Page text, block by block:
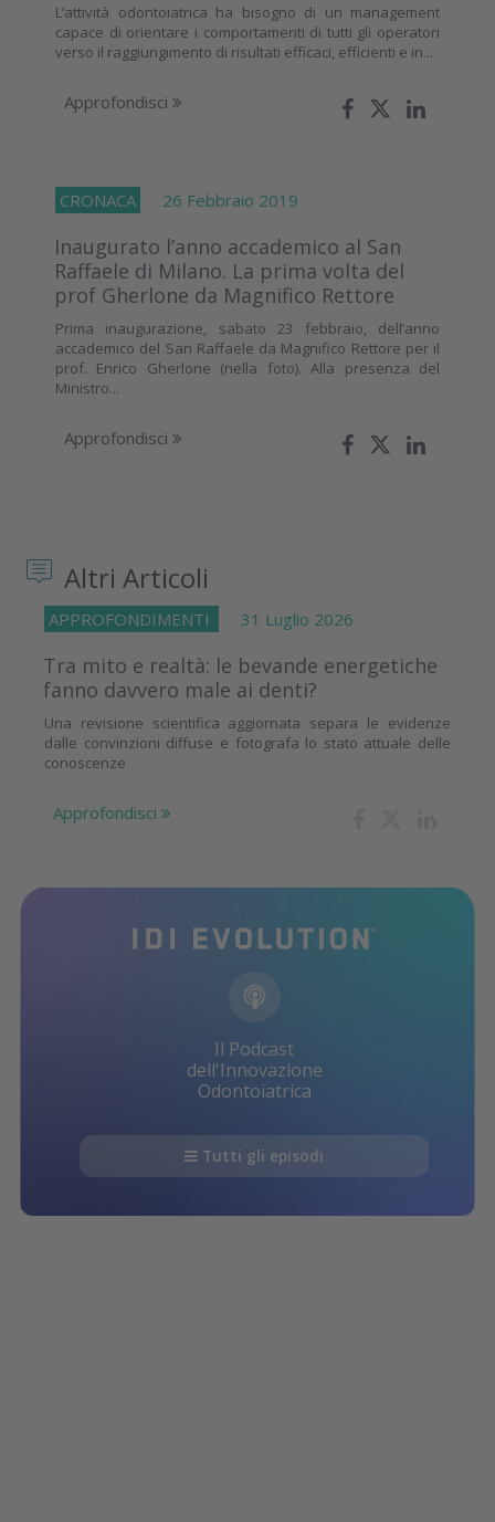
L’attività odontoiatrica ha bisogno di un management
capace di orientare i comportamenti di tutti gli operatori
verso il raggiungimento di risultati efficaci, efficienti e in...
Approfondisci
CRONACA 26 Febbraio 2019
Inaugurato l’anno accademico al San
Raffaele di Milano. La prima volta del
prof Gherlone da Magnifico Rettore
Prima inaugurazione, sabato 23 febbraio, dell’anno
accademico del San Raffaele da Magnifico Rettore per il
prof. Enrico Gherlone (nella foto). Alla presenza del
Ministro...
Approfondisci
Altri Articoli
APPROFONDIMENTI 31 Luglio 2026
Tra mito e realtà: le bevande energetiche
fanno davvero male ai denti?
Una revisione scientifica aggiornata separa le evidenze
dalle convinzioni diffuse e fotografa lo stato attuale delle
conoscenze
Approfondisci
Il Podcast
dell'Innovazione
Odontoiatrica
Tutti gli episodi